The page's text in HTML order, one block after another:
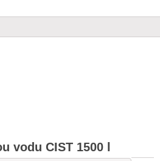
vodu CIST 1500 l